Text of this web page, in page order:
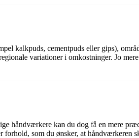
kalkpuds, cementpuds eller gips),
variationer i omkostninger. Jo
håndværkere kan du dog få en mere
som du ønsker, at håndværkeren